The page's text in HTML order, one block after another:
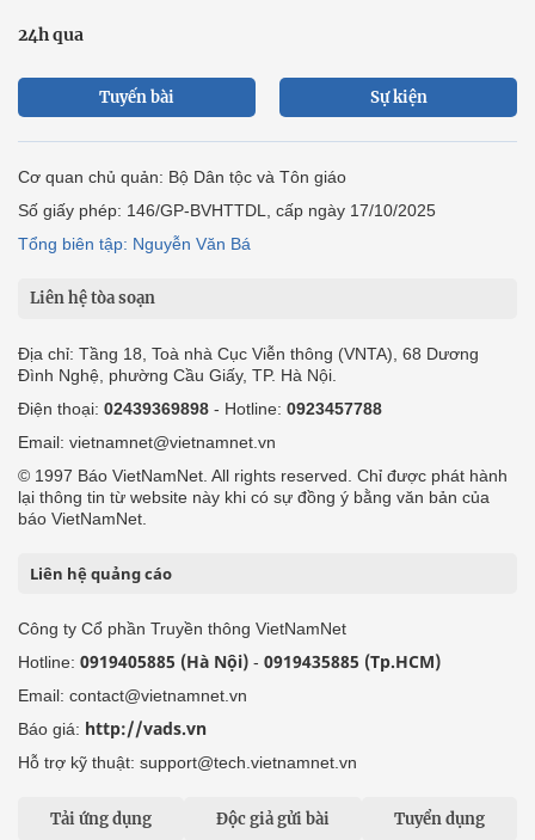
24h qua
Tuyến bài Sự kiện
Cơ quan chủ quản: Bộ Dân tộc và Tôn giáo
Số giấy phép: 146/GP-BVHTTDL, cấp ngày 17/10/2025
Tổng biên tập: Nguyễn Văn Bá
Liên hệ tòa soạn
Địa chỉ: Tầng 18, Toà nhà Cục Viễn thông (VNTA), 68 Dương
Đình Nghệ, phường Cầu Giấy, TP. Hà Nội.
Điện thoại: 02439369898 - Hotline: 0923457788
Email: vietnamnet@vietnamnet.vn
© 1997 Báo VietNamNet. All rights reserved. Chỉ được phát hành
lại thông tin từ website này khi có sự đồng ý bằng văn bản của
báo VietNamNet.
Liên hệ quảng cáo
Công ty Cổ phần Truyền thông VietNamNet
Hotline: 0919405885 (Hà Nội) - 0919435885 (Tp.HCM)
Email: contact@vietnamnet.vn
Báo giá: http://vads.vn
Hỗ trợ kỹ thuật: support@tech.vietnamnet.vn
Tải ứng dụng Độc giả gửi bài Tuyển dụng